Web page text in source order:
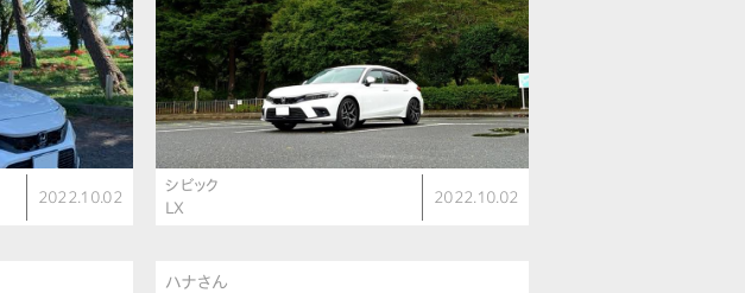
2022.10.02
シビック
LX
2022.10.02
ハナさん